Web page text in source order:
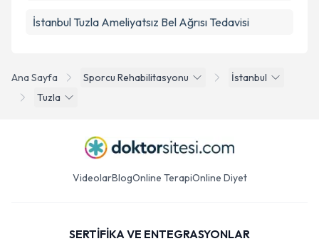
Ana Sayfa Sporcu Rehabilitasyonu
İstanbul
Tuzla
İstanbul Tuzla Ameliyatsız Bel Ağrısı Tedavisi
VideolarBlogOnline TerapiOnline Diyet
SERTİFİKA VE ENTEGRASYONLAR